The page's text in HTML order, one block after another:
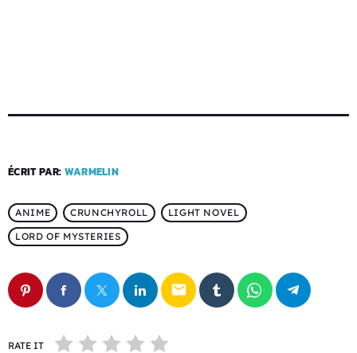
ÉCRIT PAR: WARMELIN
ANIME CRUNCHYROLL
LIGHT NOVEL
LORD OF MYSTERIES
email
RATE IT